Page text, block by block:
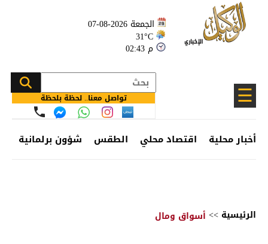
الجمعة 2026-08-07
31°C
02:43 م
☰ تواصل معنا.. لحظة بلحظة
أخبار محلية اقتصاد محلي الطقس شؤون برلمانية
الرئيسية >> أسواق ومال